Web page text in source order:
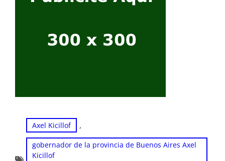
Axel Kicillof ,
gobernador de la provincia de Buenos Aires Axel
Kicillof